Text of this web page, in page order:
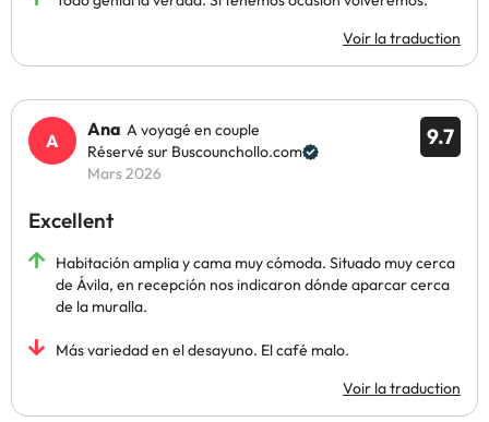
Voir la traduction
9.7
Ana A voyagé en couple
Réservé sur Buscounchollo.com
Mars 2026
Excellent
Habitación amplia y cama muy cómoda. Situado muy cerca
de Ávila, en recepción nos indicaron dónde aparcar cerca
de la muralla.
Más variedad en el desayuno. El café malo.
Voir la traduction